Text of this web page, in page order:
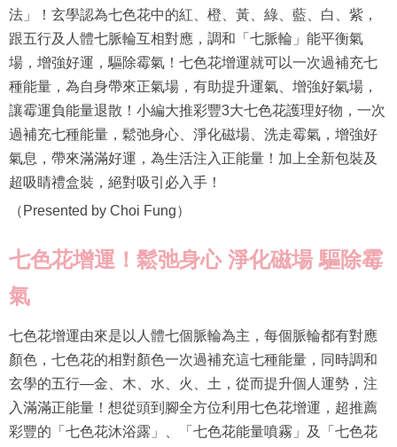
法」！玄學認為七色花中的紅、橙、黃、綠、藍、白、紫，
跟五行及人體七脈輪互相對應，調和「七脈輪」能平衡氣
場，增強好運，驅除霉氣！七色花增運就可以一次過補充七
種能量，為自身帶來正氣場，有助提升運氣、增強好氣場，
讓霉運負能量退散！小編大推彩豐3大七色花護理好物，一次
過補充七種能量，鬆弛身心、淨化磁場、洗走霉氣，增強好
氣息，帶來滿滿好運，為生活注入正能量！加上全新包裝及
超吸睛禮盒裝，絕對吸引必入手！
（Presented by Choi Fung）
七色花增運！ 鬆弛身心 淨化磁場 驅除霉
氣
七色花增運由來是以人體七個脈輪為主，每個脈輪都有對應
顏色，七色花的相對顏色一次過補充這七種能量，同時調和
玄學的五行—金、木、水、火、土，從而提升個人運勢，注
入滿滿正能量！想從頭到腳全方位利用七色花增運，超推薦
彩豐的「七色花沐浴露」、「七色花能量噴霧」及「七色花